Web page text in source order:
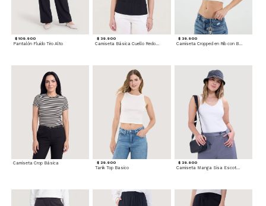
$ 109.900
Pantalón Fluido Tiro Alto
$ 39.900
Camiseta Básica Cuello Redondo
$ 39.900
Camiseta Crop Básica $ 29.900
Tank Top Basico
$ 29.900
Camiseta Manga Sisa Escotada